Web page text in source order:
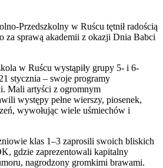
Przedszkolny w Ruścu tętnił radością
za sprawą akademii z okazji Dnia Babci
w Ruścu wystąpiły grupy 5- i 6-
stycznia – swoje programy
Mali artyści z ogromnym
występy pełne wierszy, piosenek,
wywołując wiele uśmiechów i
klas 1–3 zaprosili swoich bliskich
gdzie zaprezentowali kapitalny
nagrodzony gromkimi brawami.